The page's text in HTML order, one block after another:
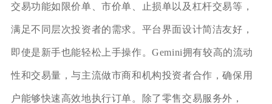
交易功能如限价单、市价单、止损单以及杠杆交易等，
满足不同层次投资者的需求。平台界面设计简洁友好，
即使是新手也能轻松上手操作。Gemini拥有较高的流动
性和交易量，与主流做市商和机构投资者合作，确保用
户能够快速高效地执行订单。除了零售交易服务外，